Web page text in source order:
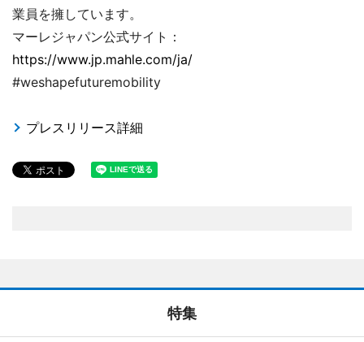
業員を擁しています。
マーレジャパン公式サイト：
https://www.jp.mahle.com/ja/
#weshapefuturemobility
プレスリリース詳細
特集